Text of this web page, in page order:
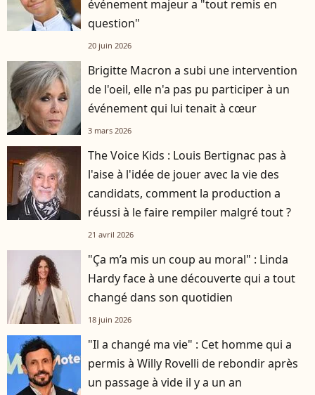
événement majeur a "tout remis en
question"
20 juin 2026
Brigitte Macron a subi une intervention
de l'oeil, elle n'a pas pu participer à un
événement qui lui tenait à cœur
3 mars 2026
The Voice Kids : Louis Bertignac pas à
l'aise à l'idée de jouer avec la vie des
candidats, comment la production a
réussi à le faire rempiler malgré tout ?
21 avril 2026
"Ça m’a mis un coup au moral" : Linda
Hardy face à une découverte qui a tout
changé dans son quotidien
18 juin 2026
"Il a changé ma vie" : Cet homme qui a
permis à Willy Rovelli de rebondir après
un passage à vide il y a un an